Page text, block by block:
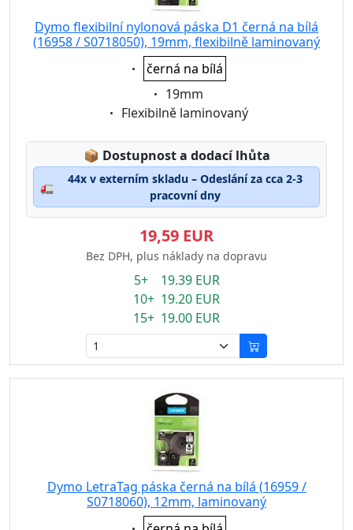
Dymo flexibilní nylonová páska D1 černá na bílá
(16958 / S0718050), 19mm, flexibilně laminovaný
Eigenschaft:
černá na bílá
Eigenschaft:
19mm
Eigenschaft:
Flexibilně laminovaný
📦 Lagerstatus:
Dostupnost a dodací lhůta
🚛
44x v externím skladu – Odeslání za cca 2-3
pracovní dny
19,59 EUR
Bez DPH, plus náklady na dopravu
5+ 19.39 EUR
10+ 19.20 EUR
15+ 19.00 EUR
Dymo LetraTag páska černá na bílá (16959 /
S0718060), 12mm, laminovaný
Eigenschaft: